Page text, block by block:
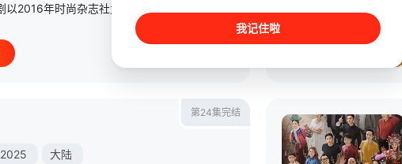
第24集完结
2025 大陆
我记住啦